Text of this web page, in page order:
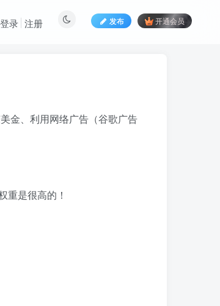
发布 开通会员
登录 注册
金、利用网络广告（谷歌广告
重是很高的！